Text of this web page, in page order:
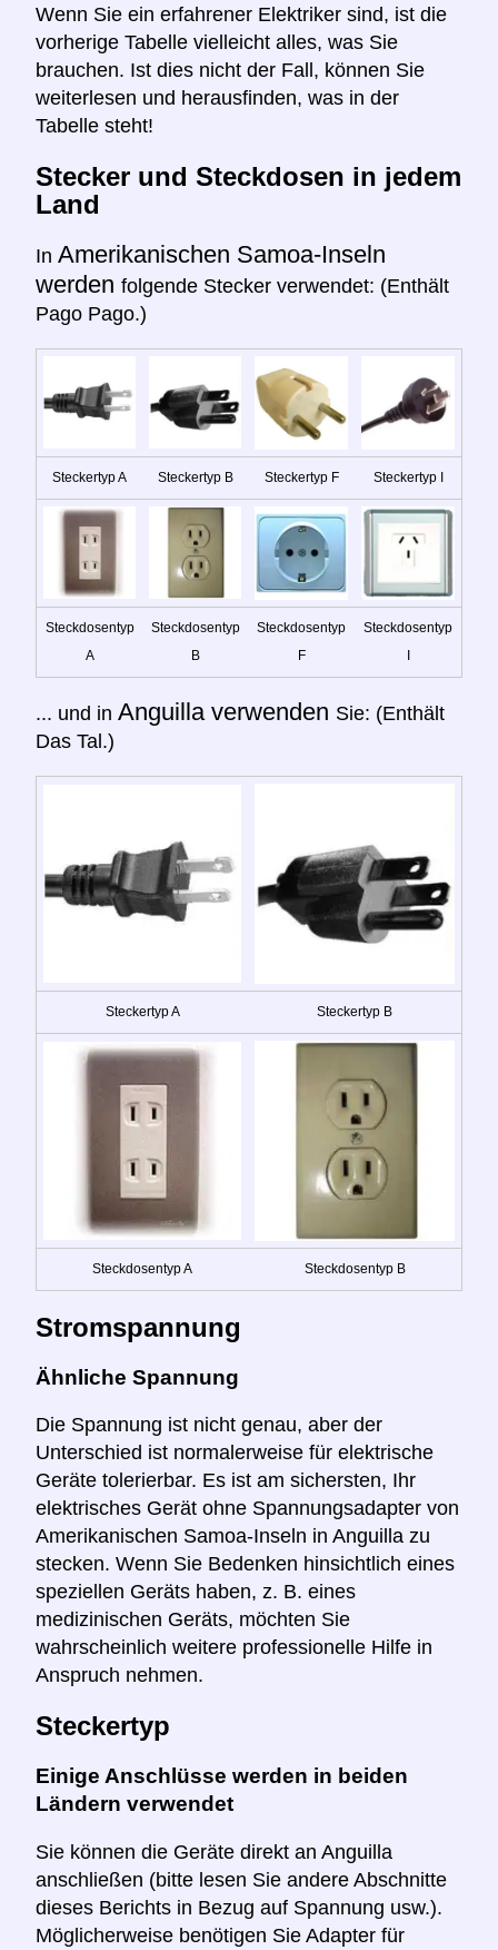
Wenn Sie ein erfahrener Elektriker sind, ist die
vorherige Tabelle vielleicht alles, was Sie
brauchen. Ist dies nicht der Fall, können Sie
weiterlesen und herausfinden, was in der
Tabelle steht!
Stecker und Steckdosen in jedem
Land
In Amerikanischen Samoa-Inseln
werden folgende Stecker verwendet: (Enthält
Pago Pago.)
Steckertyp A Steckertyp B Steckertyp F Steckertyp I
Steckdosentyp
A
Steckdosentyp
B
Steckdosentyp
F
Steckdosentyp
I
... und in Anguilla verwenden Sie: (Enthält
Das Tal.)
Steckertyp A Steckertyp B
Steckdosentyp A Steckdosentyp B
Stromspannung
Ähnliche Spannung
Die Spannung ist nicht genau, aber der
Unterschied ist normalerweise für elektrische
Geräte tolerierbar. Es ist am sichersten, Ihr
elektrisches Gerät ohne Spannungsadapter von
Amerikanischen Samoa-Inseln in Anguilla zu
stecken. Wenn Sie Bedenken hinsichtlich eines
speziellen Geräts haben, z. B. eines
medizinischen Geräts, möchten Sie
wahrscheinlich weitere professionelle Hilfe in
Anspruch nehmen.
Steckertyp
Einige Anschlüsse werden in beiden
Ländern verwendet
Sie können die Geräte direkt an Anguilla
anschließen (bitte lesen Sie andere Abschnitte
dieses Berichts in Bezug auf Spannung usw.).
Möglicherweise benötigen Sie Adapter für